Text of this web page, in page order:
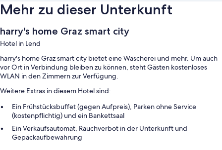
Mehr zu dieser Unterkunft
harry's home Graz smart city
Hotel in Lend
harry's home Graz smart city bietet eine Wäscherei und mehr. Um auch
vor Ort in Verbindung bleiben zu können, steht Gästen kostenloses
WLAN in den Zimmern zur Verfügung.
Weitere Extras in diesem Hotel sind:
Ein Frühstücksbuffet (gegen Aufpreis), Parken ohne Service
(kostenpflichtig) und ein Bankettsaal
Ein Verkaufsautomat, Rauchverbot in der Unterkunft und
Gepäckaufbewahrung